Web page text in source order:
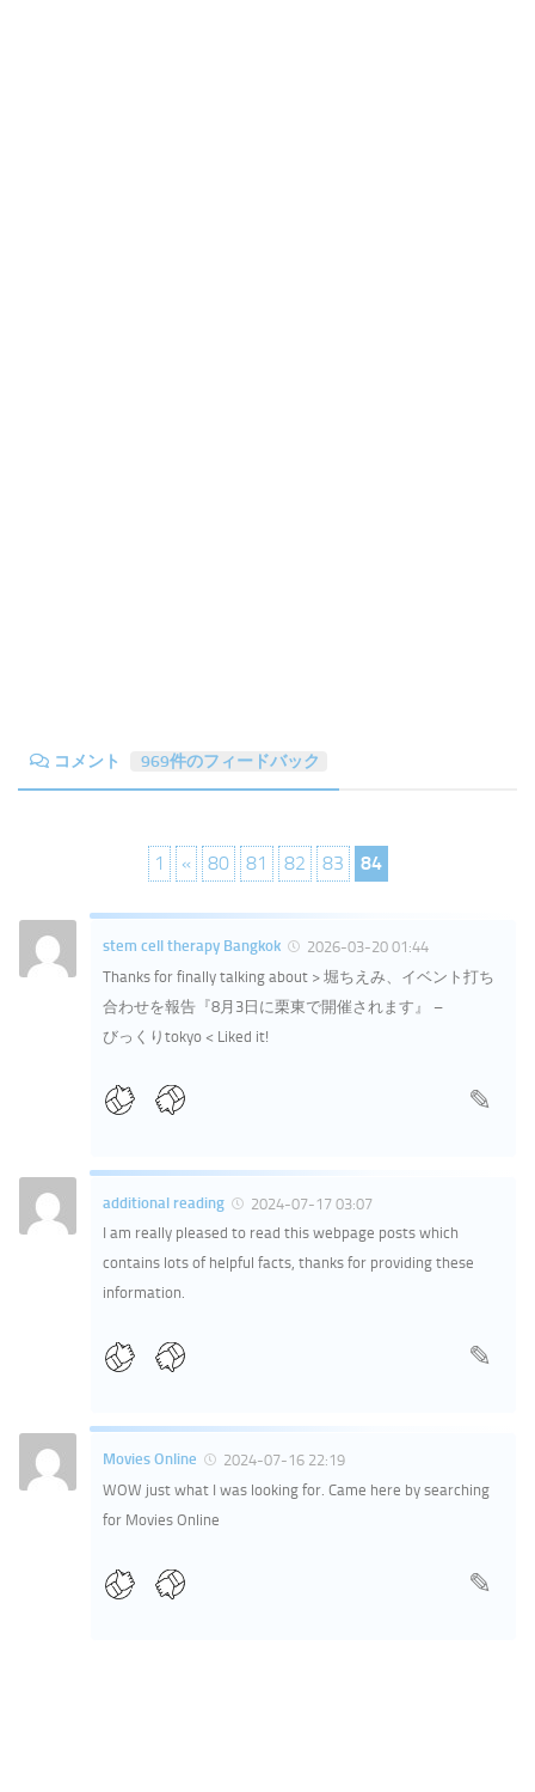
コメント 969件のフィードバック
1 « 80 81 82 83 84
stem cell therapy Bangkok
2026-03-20 01:44
Thanks for finally talking about > 堀ちえみ、イベント打ち
合わせを報告『8月3日に栗東で開催されます』 –
びっくりtokyo < Liked it!
additional reading
2024-07-17 03:07
I am really pleased to read this webpage posts which
contains lots of helpful facts, thanks for providing these
information.
Movies Online
2024-07-16 22:19
WOW just what I was looking for. Came here by searching
for Movies Online